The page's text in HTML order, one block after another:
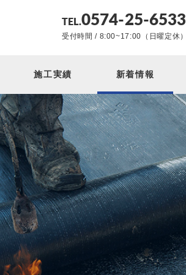
TEL.0574-25-6533
受付時間 / 8:00~17:00（日曜定休）
施工実績 新着情報